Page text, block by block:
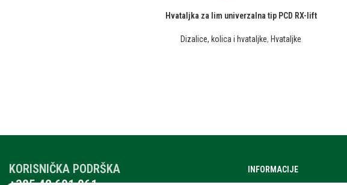
Hvataljka za lim univerzalna tip PCD RX-lift
Dizalice, kolica i hvataljke,Hvataljke
KORISNIČKA PODRŠKA INFORMACIJE